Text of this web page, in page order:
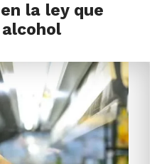
la ley que